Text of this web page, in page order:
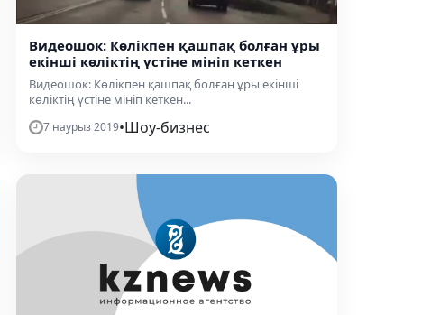
Видеошок: Көлікпен қашпақ болған ұры
екінші көліктің үстіне мініп кеткен
Видеошок: Көлікпен қашпақ болған ұры екінші
көліктің үстіне мініп кеткен...
7 наурыз 2019•Шоу-бизнес